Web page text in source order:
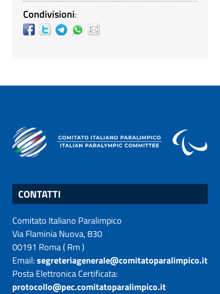
Condivisioni:
CONTATTI
Comitato Italiano Paralimpico
Via Flaminia Nuova, 830
00191 Roma( Rm)
Email:segreteriagenerale@comitatoparalimpico.it
Posta Elettronica Certificata:
protocollo@pec.comitatoparalimpico.it